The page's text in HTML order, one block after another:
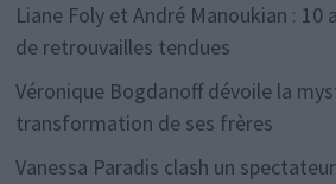
Liane Foly et André Manoukian : 10
de retrouvailles tendues
Véronique Bogdanoff dévoile la
transformation de ses frères
Vanessa Paradis clash un